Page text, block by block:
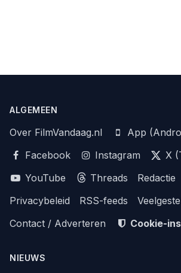
ALGEMEEN
Over FilmVandaag.nl
App
Facebook
Instagram
X
YouTube
Threads Redactie
Privacybeleid
RSS-feeds
Contact / Adverteren
Cookie-
NIEUWS